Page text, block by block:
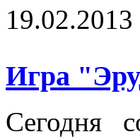
19.02.2013
Игра
Сегодня